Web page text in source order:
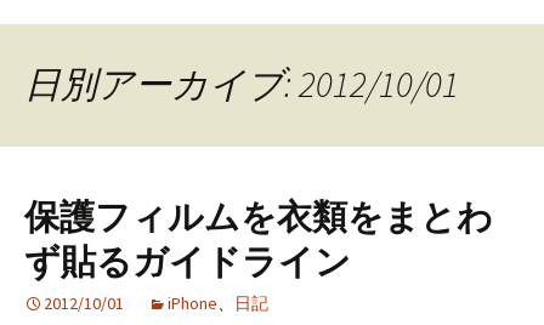
へ
キ
プ
日別アーカイブ: 2012/10/01
保護フィルムを衣類をまとわ
ず貼るガイドライン
2012/10/01 iPhone、 日記